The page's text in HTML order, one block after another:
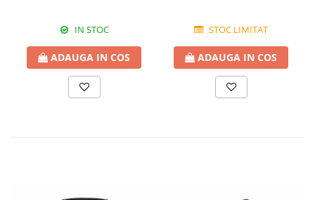
IN STOC
ADAUGA IN COS
STOC LIMITAT
ADAUGA IN COS